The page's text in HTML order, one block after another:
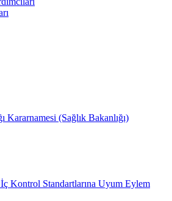
Kararnamesi (Sağlık Bakanlığı)
İç Kontrol Standartlarına Uyum Eylem